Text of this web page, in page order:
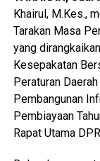
Khairul, M.Kes.,
Tarakan Masa
yang
Kesepakatan
Peraturan
Pembangunan
Pembiayaan
Rapat Utama